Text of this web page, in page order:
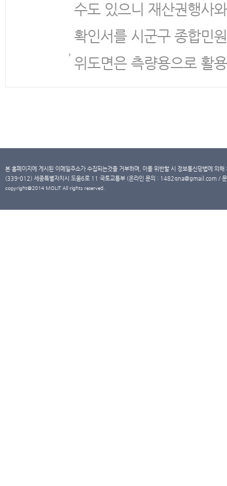
수도 있으니 재산권행사
확인서를 시군구 종합민
위도면은 측량용으로 활
본 홈페이지에 게시된 이메일주소가 수집되는것을 거부하며, 이를 위반할 시 정보통신망법에 의
(339-012) 세종특별자치시 도움6로 11 국토교통부 (온라인 문의 : 1482qna@gmail.com /
copyright@2014 MOLIT All rights reserved.